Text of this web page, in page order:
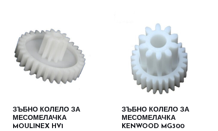
ЗЪБНО КОЛЕЛО ЗА
МЕСОМЕЛАЧКА
MOULINEX HV1
ЗЪБНО КОЛЕЛО ЗА
МЕСОМЕЛАЧКА
KENWOOD MG300